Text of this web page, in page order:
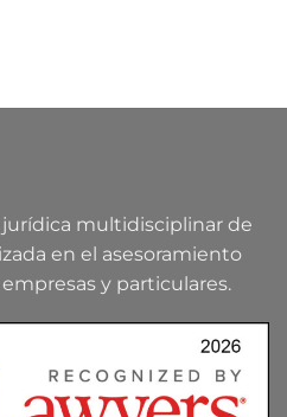
multidisciplinar de
en el asesoramiento
y particulares.